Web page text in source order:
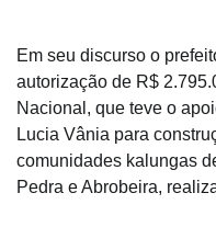
Em seu discurso o
autorização de R$
Nacional, que teve o
Lucia Vânia para
comunidades kalungas
Pedra e Abrobeira,